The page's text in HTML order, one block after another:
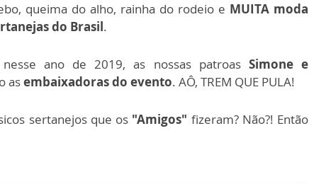
queima do alho, rainha do rodeio e MUITA moda
do Brasil.
ano de 2019, as nossas patroas Simone e
asembaixadoras do evento. AÔ, TREM QUE PULA!
sertanejos que os "Amigos" fizeram? Não?! Então